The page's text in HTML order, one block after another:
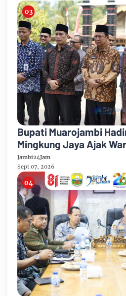
Bupati Muarojambi
Mingkung Jaya Ajak
Mandiri 2026
Jambi24Jam
Sept 07, 2026